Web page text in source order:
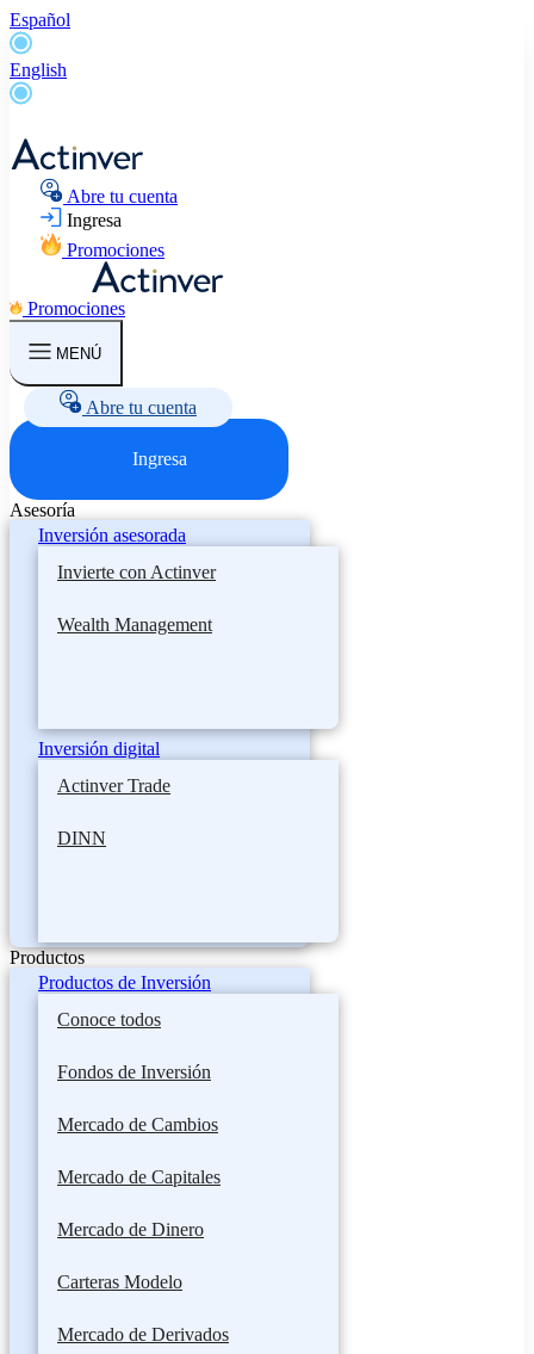
Español
English
Abre tu cuenta
Ingresa
Promociones
Promociones
MENÚ
Abre tu cuenta
Ingresa
Asesoría
Inversión asesorada
Invierte con Actinver
Wealth Management
Inversión digital
Actinver Trade
DINN
Productos
Productos de Inversión
Conoce todos
Fondos de Inversión
Mercado de Cambios
Mercado de Capitales
Mercado de Dinero
Carteras Modelo
Mercado de Derivados